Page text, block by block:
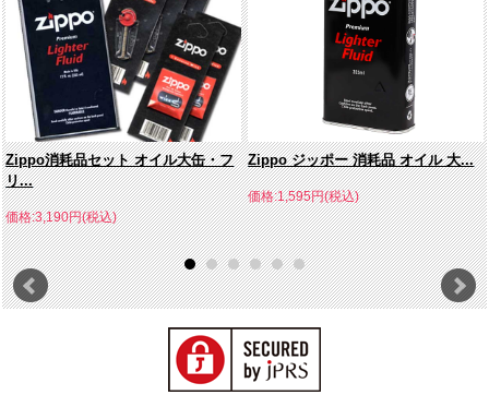
Zippo消耗品セット オイル大缶・フ
リ...
価格:3,190円(税込)
Zippo ジッポー 消耗品 オイル 大...
価格:1,595円(税込)